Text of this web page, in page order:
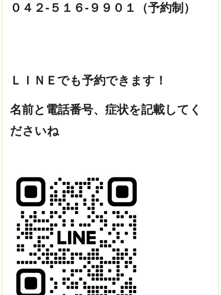
０４２-５１６-９９０１（予約制）
ＬＩＮＥでも予約できます！
名前と電話番号、症状を記載してく
ださいね